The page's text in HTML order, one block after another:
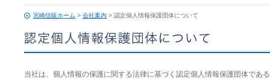
宮崎信販ホーム > 会社案内 > 認定個人情報保護団体について
当社は、個人情報の保護に関する法律に基づく認定個人情報保護団体であ